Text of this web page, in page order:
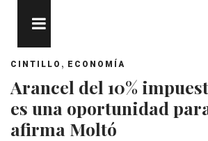
CINTILLO , ECONOMÍA
Arancel del 10%
es una oportunidad
afirma Moltó